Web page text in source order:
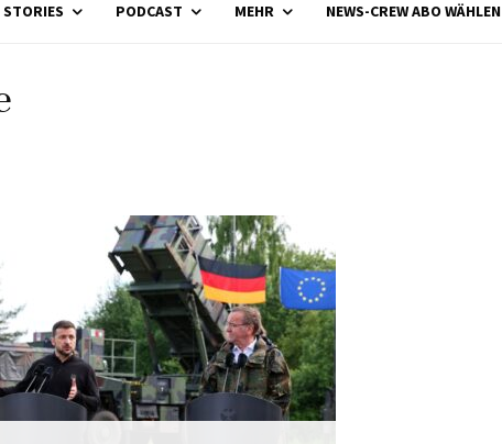
STORIES PODCAST MEHR NEWS-CREW ABO WÄHLEN